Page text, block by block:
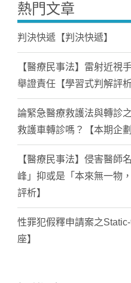
熱門文章
判決快遞【判決快遞】
【醫療民事法】雷射近視
舉證責任【學習式判解評析
論緊急醫療救護法與轉診
救護車轉診嗎？【本期企劃
【醫療民事法】侵害醫師
峰」抑或是「本來無一物
評析】
性罪犯假釋申請案之
座】